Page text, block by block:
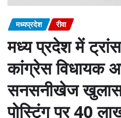
मध्यप्रदेश रीवा
मध्य प्रदेश में
कांग्रेस विधायक
सनसनीखेज
पोस्टिंग पर 40